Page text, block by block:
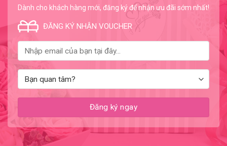
Dành cho khách hàng mới, đăng ký để nhận ưu đãi sớm nhất!
ĐĂNG KÝ NHẬN VOUCHER